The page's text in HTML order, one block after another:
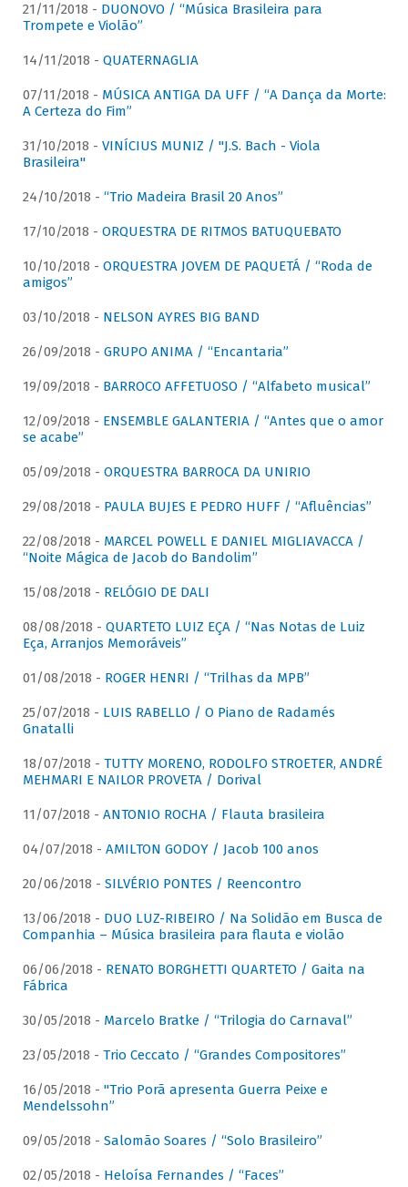
21/11/2018 - DUONOVO / “Música Brasileira para
Trompete e Violão”
14/11/2018 - QUATERNAGLIA
07/11/2018 - MÚSICA ANTIGA DA UFF / “A Dança da Morte:
A Certeza do Fim”
31/10/2018 - VINÍCIUS MUNIZ / "J.S. Bach - Viola
Brasileira"
24/10/2018 - “Trio Madeira Brasil 20 Anos”
17/10/2018 - ORQUESTRA DE RITMOS BATUQUEBATO
10/10/2018 - ORQUESTRA JOVEM DE PAQUETÁ / “Roda de
amigos”
03/10/2018 - NELSON AYRES BIG BAND
26/09/2018 - GRUPO ANIMA / “Encantaria”
19/09/2018 - BARROCO AFFETUOSO / “Alfabeto musical”
12/09/2018 - ENSEMBLE GALANTERIA / “Antes que o amor
se acabe”
05/09/2018 - ORQUESTRA BARROCA DA UNIRIO
29/08/2018 - PAULA BUJES E PEDRO HUFF / “Afluências”
22/08/2018 - MARCEL POWELL E DANIEL MIGLIAVACCA /
“Noite Mágica de Jacob do Bandolim”
15/08/2018 - RELÓGIO DE DALI
08/08/2018 - QUARTETO LUIZ EÇA / “Nas Notas de Luiz
Eça, Arranjos Memoráveis”
01/08/2018 - ROGER HENRI / “Trilhas da MPB”
25/07/2018 - LUIS RABELLO / O Piano de Radamés
Gnatalli
18/07/2018 - TUTTY MORENO, RODOLFO STROETER, ANDRÉ
MEHMARI E NAILOR PROVETA / Dorival
11/07/2018 - ANTONIO ROCHA / Flauta brasileira
04/07/2018 - AMILTON GODOY / Jacob 100 anos
20/06/2018 - SILVÉRIO PONTES / Reencontro
13/06/2018 - DUO LUZ-RIBEIRO / Na Solidão em Busca de
Companhia – Música brasileira para flauta e violão
06/06/2018 - RENATO BORGHETTI QUARTETO / Gaita na
Fábrica
30/05/2018 - Marcelo Bratke / “Trilogia do Carnaval”
23/05/2018 - Trio Ceccato / “Grandes Compositores”
16/05/2018 - "Trio Porã apresenta Guerra Peixe e
Mendelssohn”
09/05/2018 - Salomão Soares / “Solo Brasileiro”
02/05/2018 - Heloísa Fernandes / “Faces”